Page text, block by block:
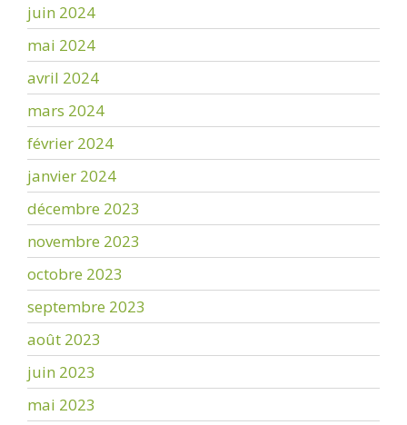
juin 2024
mai 2024
avril 2024
mars 2024
février 2024
janvier 2024
décembre 2023
novembre 2023
octobre 2023
septembre 2023
août 2023
juin 2023
mai 2023